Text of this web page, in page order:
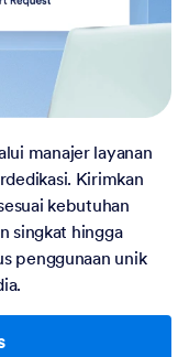
manajer layanan
Kirimkan
kebutuhan
singkat hingga
penggunaan unik